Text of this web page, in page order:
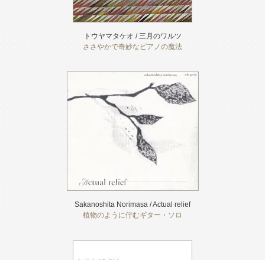
トウヤマタケオ / 三月のワルツ
ささやかで奇妙なピアノの魔法
Sakanoshita Norimasa / Actual relief
植物のように佇むギター・ソロ